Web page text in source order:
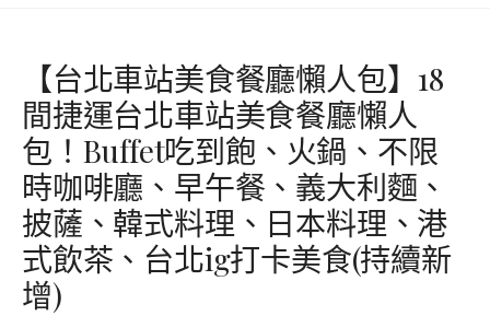
【台北車站美食餐廳懶人包】18
間捷運台北車站美食餐廳懶人
包！Buffet吃到飽、火鍋、不限
時咖啡廳、早午餐、義大利麵、
披薩、韓式料理、日本料理、港
式飲茶、台北ig打卡美食(持續新
增)